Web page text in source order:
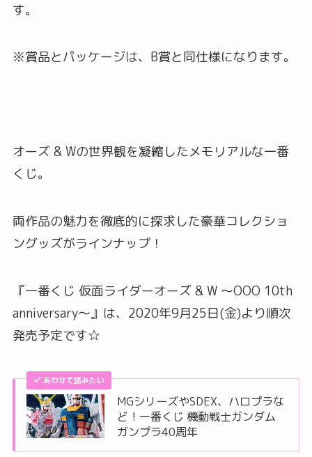
す。
※賞品とパッケージは、B賞と同仕様になります。
オーズ & Wの世界観を凝縮したメモリアルな一番
くじ。
両作品の魅力を徹底的に探求した豪華コレクショ
ングッズがラインナップ！
『一番くじ 仮面ライダーオーズ & W ～OOO 10th
anniversary～』は、2020年9月25日(金)より順次
発売予定です☆
あわせて読みたい
MGシリーズやSDEX、ハロプラな
ど！一番くじ 機動戦士ガンダム
ガンプラ40周年